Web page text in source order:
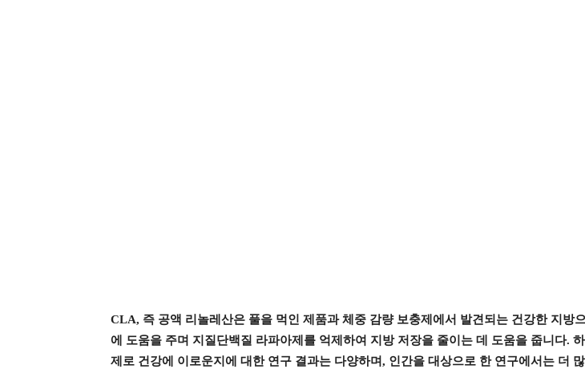
CLA, 즉 공액 리놀레산은 풀을 먹인 제품과 체중 감량 보충제에서 발견되는 건강한 지방
에 도움을 주며 지질단백질 라파아제를 억제하여 지방 저장을 줄이는 데 도움을 줍니다.
제로 건강에 이로운지에 대한 연구 결과는 다양하며, 인간을 대상으로 한 연구에서는 더